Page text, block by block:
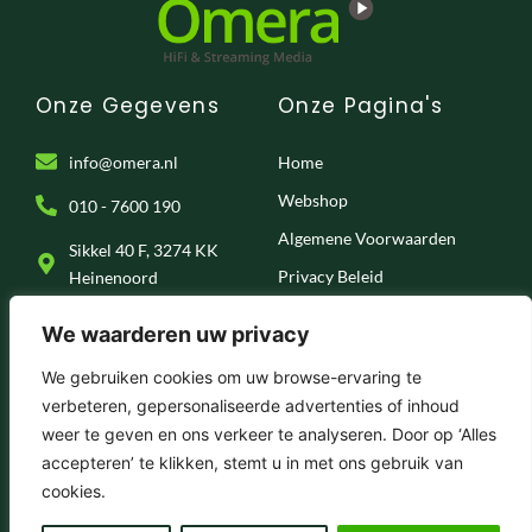
We waarderen uw privacy
We gebruiken cookies om uw browse-ervaring te
verbeteren, gepersonaliseerde advertenties of inhoud
weer te geven en ons verkeer te analyseren. Door op ‘Alles
accepteren’ te klikken, stemt u in met ons gebruik van
cookies.
Onze Gegevens
info@omera.nl
010 - 7600 190
Sikkel 40 F, 3274 KK
Heinenoord
Onze Pagina's
Home
Webshop
Algemene Voorwaarden
Privacy Beleid
F
a
c
e
b
I
n
s
t
a
T
i
k
t
Y
o
u
t
© 2025 . Omera – Hifi & Streaming Media